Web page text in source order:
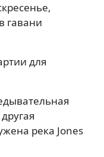
гавани
для
река Jones